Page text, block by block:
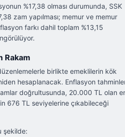
%17,38 olması durumunda, SSK
zam yapılması; memur ve memur
farkı dahil toplam %13,15
Rakam
birlikte emeklilerin kök
hesaplanacak. Enflasyon
doğrultusunda, 20.000 TL olan
676 TL seviyelerine çıkabileceği
şekilde: